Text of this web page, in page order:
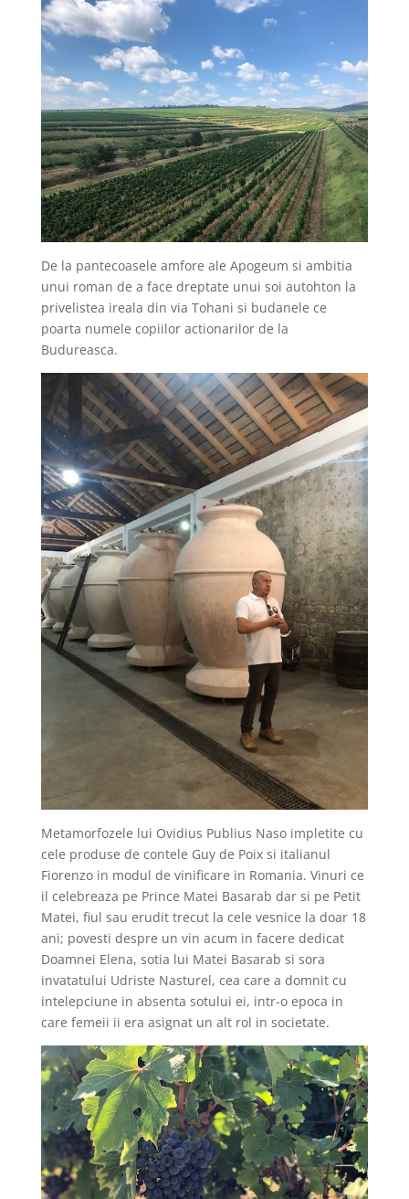
De la pantecoasele amfore ale Apogeum si ambitia
unui roman de a face dreptate unui soi autohton la
privelistea ireala din via Tohani si budanele ce
poarta numele copiilor actionarilor de la
Budureasca.
Metamorfozele lui Ovidius Publius Naso impletite cu
cele produse de contele Guy de Poix si italianul
Fiorenzo in modul de vinificare in Romania. Vinuri ce
il celebreaza pe Prince Matei Basarab dar si pe Petit
Matei, fiul sau erudit trecut la cele vesnice la doar 18
ani; povesti despre un vin acum in facere dedicat
Doamnei Elena, sotia lui Matei Basarab si sora
invatatului Udriste Nasturel, cea care a domnit cu
intelepciune in absenta sotului ei, intr-o epoca in
care femeii ii era asignat un alt rol in societate.